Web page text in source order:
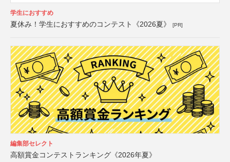
学生におすすめ
夏休み！学生におすすめのコンテスト《2026夏》 [PR]
編集部セレクト
高額賞金コンテストランキング《2026年夏》